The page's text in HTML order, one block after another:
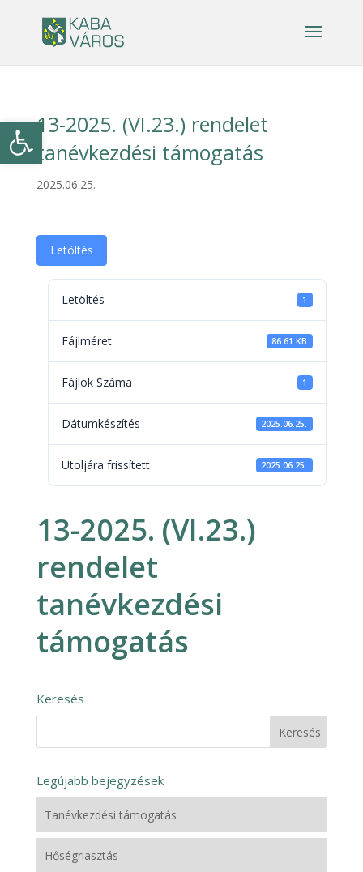
Eszköztár megnyitása
13-2025. (VI.23.) rendelet
tanévkezdési támogatás
2025.06.25.
Letöltés
Letöltés 1
Fájlméret 86.61 KB
Fájlok Száma 1
Dátumkészítés 2025.06.25.
Utoljára frissített 2025.06.25.
13-2025. (VI.23.)
rendelet
tanévkezdési
támogatás
Keresés
Legújabb bejegyzések
Tanévkezdési támogatás
Hőségriasztás